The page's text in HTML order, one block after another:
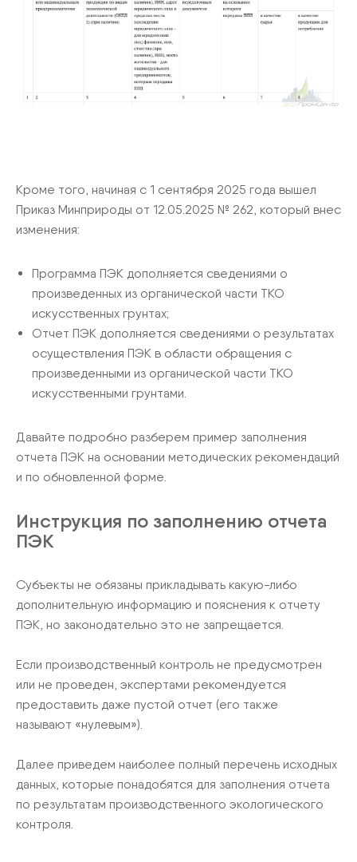
Кроме того, начиная с 1 сентября 2025 года вышел
Приказ Минприроды от 12.05.2025 № 262, который внес
изменения:
Программа ПЭК дополняется сведениями о
произведенных из органической части ТКО
искусственных грунтах;
Отчет ПЭК дополняется сведениями о результатах
осуществления ПЭК в области обращения с
произведенными из органической части ТКО
искусственными грунтами.
Давайте подробно разберем пример заполнения
отчета ПЭК на основании методических рекомендаций
и по обновленной форме.
Инструкция по заполнению отчета
ПЭК
Субъекты не обязаны прикладывать какую-либо
дополнительную информацию и пояснения к отчету
ПЭК, но законодательно это не запрещается.
Если производственный контроль не предусмотрен
или не проведен, экспертами рекомендуется
предоставить даже пустой отчет (его также
называют «нулевым»).
Далее приведем наиболее полный перечень исходных
данных, которые понадобятся для заполнения отчета
по результатам производственного экологического
контроля.